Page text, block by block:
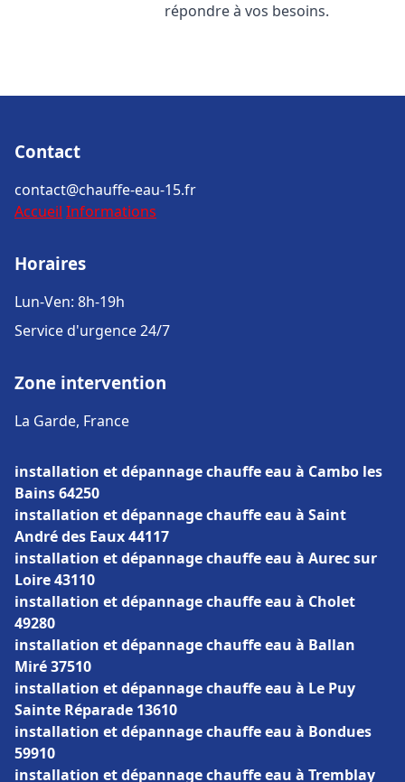
répondre à vos besoins.
Contact
contact@chauffe-eau-15.fr
Accueil Informations
Horaires
Lun-Ven: 8h-19h
Service d'urgence 24/7
Zone intervention
La Garde, France
installation et dépannage chauffe eau à Cambo les
Bains 64250
installation et dépannage chauffe eau à Saint
André des Eaux 44117
installation et dépannage chauffe eau à Aurec sur
Loire 43110
installation et dépannage chauffe eau à Cholet
49280
installation et dépannage chauffe eau à Ballan
Miré 37510
installation et dépannage chauffe eau à Le Puy
Sainte Réparade 13610
installation et dépannage chauffe eau à Bondues
59910
installation et dépannage chauffe eau à Tremblay